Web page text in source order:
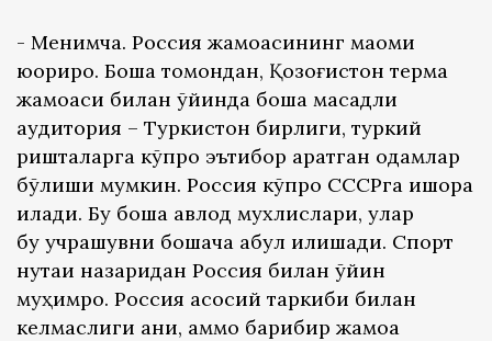
- Менимча. Россия жамоасининг мақоми
юқорироқ. Бошқа томондан, Қозоғистон терма
жамоаси билан ўйинда бошқа мақсадли
аудитория – Туркистон бирлиги, туркий
ришталарга кўпроқ эътибор қаратган одамлар
бўлиши мумкин. Россия кўпроқ СССРга ишора
қилади. Бу бошқа авлод мухлислари, улар
бу учрашувни бошқача қабул қилишади. Спорт
нуқтаи назаридан Россия билан ўйин
муҳимроқ. Россия асосий таркиби билан
келмаслиги аниқ, аммо барибир жамоа